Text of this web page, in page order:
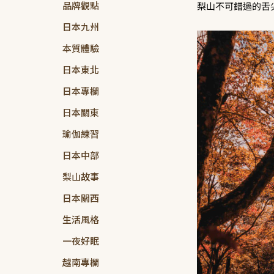
品牌觀點
日本九州
本質體驗
日本東北
日本專欄
日本關東
瑜伽練習
日本中部
梨山故事
日本關西
生活風格
一夜好眠
越南專欄
梨山不可錯過的舌